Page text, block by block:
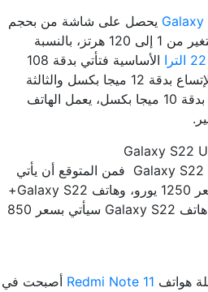
يحصل على شاشة من بحجم
الأساسية فتأتي بدقة 108
ميجا بكسل مع كاميرا فائقة الإتساع بدقة 12 ميجا بكسل والثالثة
خاصة بالضبط التلقائي وتكون بدقة 10 ميجا بكسل، يعمل الهاتف
بالنسبة لأسعار سلسلة هواتف Galaxy S22 فمن المتوقع أن يأتي
هاتف Galaxy S22 Ultra بسعر 1250 يورو، وهاتف Galaxy S22+
سيأتي بسعر 1050 يورو بينما هاتف Galaxy S22 سيأتي بسعر 850
هواتف Redmi Note 11 أصبحت في